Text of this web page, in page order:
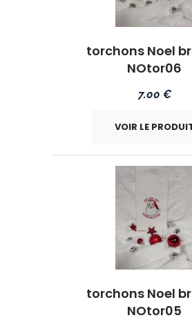
torchons Noel
NOtor06
7.00 €
VOIR LE
torchons Noel
NOtor05